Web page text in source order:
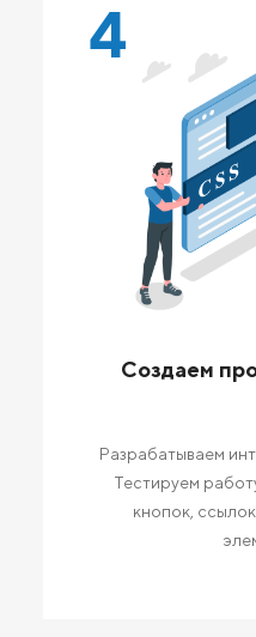
4
Создаем
Разрабатываем
Тестируем
кнопок,